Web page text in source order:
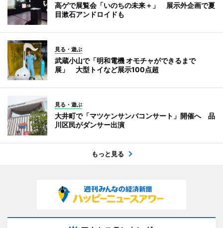
高ゲで展覧会「いのちの未来＋」 展示外企画で夏
目漱石アンドロイドも
見る・遊ぶ
武蔵小山で「明和電機 オモチャができるまで
展」 大型トイなど展示100点超
見る・遊ぶ
大井町で「マツケンサンバコンサート」開催へ 品
川区民がダンサー出演
もっと見る